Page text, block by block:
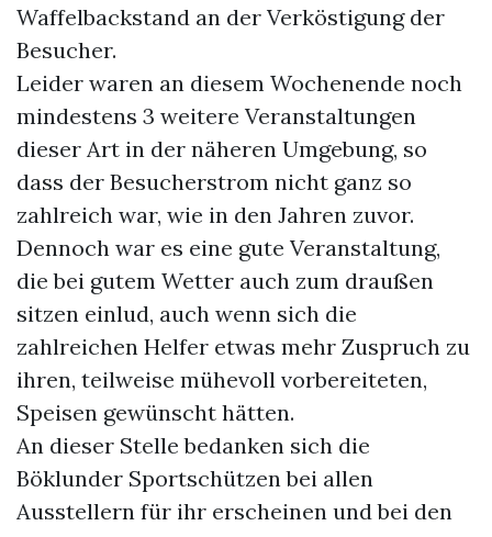
Waffelbackstand an der Verköstigung der
Besucher.
Leider waren an diesem Wochenende noch
mindestens 3 weitere Veranstaltungen
dieser Art in der näheren Umgebung, so
dass der Besucherstrom nicht ganz so
zahlreich war, wie in den Jahren zuvor.
Dennoch war es eine gute Veranstaltung,
die bei gutem Wetter auch zum draußen
sitzen einlud, auch wenn sich die
zahlreichen Helfer etwas mehr Zuspruch zu
ihren, teilweise mühevoll vorbereiteten,
Speisen gewünscht hätten.
An dieser Stelle bedanken sich die
Böklunder Sportschützen bei allen
Ausstellern für ihr erscheinen und bei den